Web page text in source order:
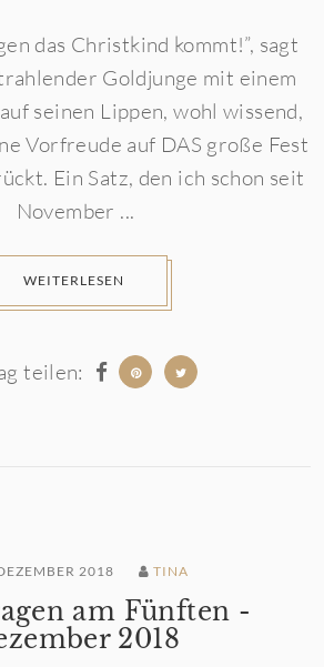
das Christkind kommt!”, sagt
Goldjunge mit einem
seinen Lippen, wohl wissend,
Vorfreude auf DAS große Fest
Ein Satz, den ich schon seit
November ...
WEITERLESEN
teilen:
2018 TINA
am Fünften -
2018